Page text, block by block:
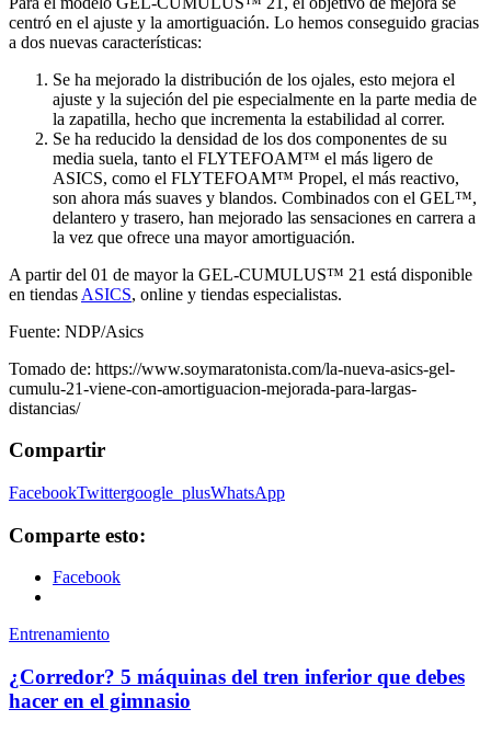
centró en el ajuste y la amortiguación. Lo hemos conseguido gracias
a dos nuevas características:
Se ha mejorado la distribución de los ojales, esto mejora el
ajuste y la sujeción del pie especialmente en la parte media de
la zapatilla, hecho que incrementa la estabilidad al correr.
Se ha reducido la densidad de los dos componentes de su
media suela, tanto el FLYTEFOAM™ el más ligero de
ASICS, como el FLYTEFOAM™ Propel, el más reactivo,
son ahora más suaves y blandos. Combinados con el GEL™,
delantero y trasero, han mejorado las sensaciones en carrera a
la vez que ofrece una mayor amortiguación.
A partir del 01 de mayor la GEL-CUMULUS™ 21 está disponible
en tiendas ASICS, online y tiendas especialistas.
Fuente: NDP/Asics
Tomado de: https://www.soymaratonista.com/la-nueva-asics-gel-
cumulu-21-viene-con-amortiguacion-mejorada-para-largas-
distancias/
Compartir
FacebookTwittergoogle_plusWhatsApp
Comparte esto:
Facebook
Entrenamiento
¿Corredor? 5 máquinas del tren inferior que debes
hacer en el gimnasio